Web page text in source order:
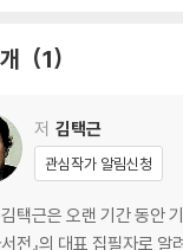
연은 박하고 인간사 참혹했
을 잡고 산문을 넘다
던 스승 취운
큰 스승 환응
1
저 김택근
관심작가 알림신청
택근은 오랜 기간 동안
전』의 대표 집필자로